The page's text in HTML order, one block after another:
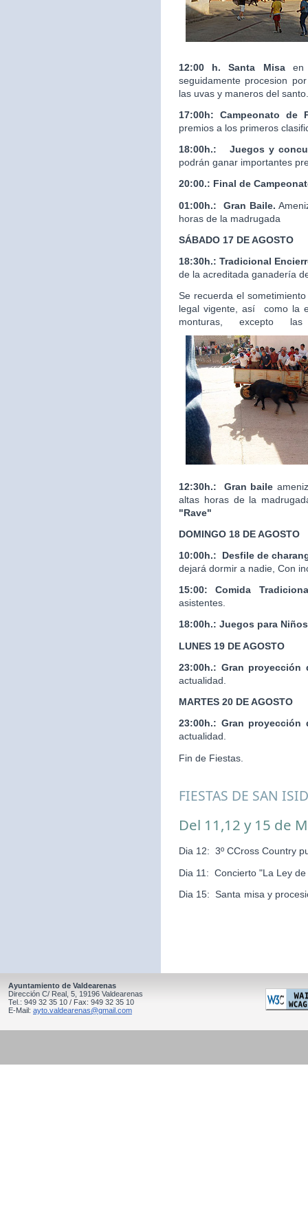
12:00 h. Santa Misaen
seguidamente procesion
las uvas y maneros del santo.
17:00h: Campeonato de
premios a los primeros
18:00h.:
Juegos y
podrán ganar importantes
20:00.: Final de
01:00h.: Gran Baile.
horas de la madrugada
SÁBADO 17 DE AGOSTO
18:30h.: Tradicional
de la acreditada ganadería
Se recuerda el
legal vigente, así como la
monturas, excepto
12:30h.: Gran baile
altas horas de la
"Rave"
DOMINGO 18 DE AGOSTO
10:00h.:
Desfile de
dejará dormir a nadie, Con
15:00: Comida
asistentes.
18:00h.: Juegos para Niños
LUNES 19 DE AGOSTO
23:00h.: Gran proyección
actualidad.
MARTES 20 DE AGOSTO
23:00h.: Gran proyección
actualidad.
Fin de Fiestas.
FIESTAS DE SAN
Del 11,12 y 15 de
Dia 12: 3º CCross Country
Dia 11: Concierto "La Ley
Dia 15: Santa misa y
Ayuntamiento de Valdearenas
Dirección C/ Real, 5, 19196 Valdearenas
Tel.: 949 32 35 10 / Fax: 949 32 35 10
E-Mail: ayto.valdearenas@gmail.com